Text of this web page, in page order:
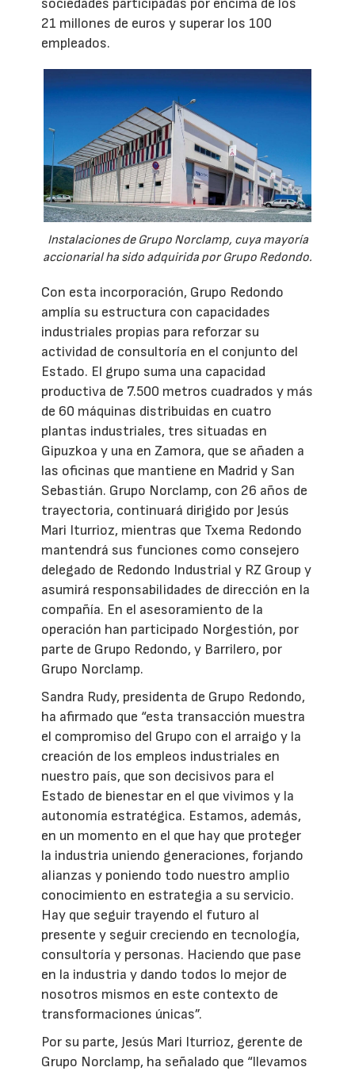
sociedades participadas por encima de los
21 millones de euros y superar los 100
empleados.
Instalaciones de Grupo Norclamp, cuya mayoría
accionarial ha sido adquirida por Grupo Redondo.
Con esta incorporación, Grupo Redondo
amplía su estructura con capacidades
industriales propias para reforzar su
actividad de consultoría en el conjunto del
Estado. El grupo suma una capacidad
productiva de 7.500 metros cuadrados y más
de 60 máquinas distribuidas en cuatro
plantas industriales, tres situadas en
Gipuzkoa y una en Zamora, que se añaden a
las oficinas que mantiene en Madrid y San
Sebastián. Grupo Norclamp, con 26 años de
trayectoria, continuará dirigido por Jesús
Mari Iturrioz, mientras que Txema Redondo
mantendrá sus funciones como consejero
delegado de Redondo Industrial y RZ Group y
asumirá responsabilidades de dirección en la
compañía. En el asesoramiento de la
operación han participado Norgestión, por
parte de Grupo Redondo, y Barrilero, por
Grupo Norclamp.
Sandra Rudy, presidenta de Grupo Redondo,
ha afirmado que “esta transacción muestra
el compromiso del Grupo con el arraigo y la
creación de los empleos industriales en
nuestro país, que son decisivos para el
Estado de bienestar en el que vivimos y la
autonomía estratégica. Estamos, además,
en un momento en el que hay que proteger
la industria uniendo generaciones, forjando
alianzas y poniendo todo nuestro amplio
conocimiento en estrategia a su servicio.
Hay que seguir trayendo el futuro al
presente y seguir creciendo en tecnología,
consultoría y personas. Haciendo que pase
en la industria y dando todos lo mejor de
nosotros mismos en este contexto de
transformaciones únicas”.
Por su parte, Jesús Mari Iturrioz, gerente de
Grupo Norclamp, ha señalado que “llevamos